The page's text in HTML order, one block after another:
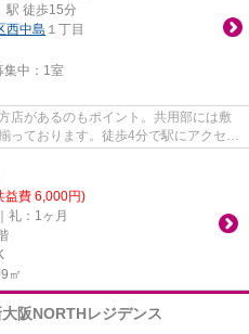
駅 徒歩15分
西中島 １丁目
中： 1室
店があるのもポイント。共用部には敷
っております。徒歩4分で駅にアクセス
益費 6,000円)
礼：1ヶ月
㎡
阪NORTHレジデンス